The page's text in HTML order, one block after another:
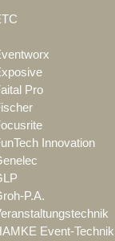
Pro
Innovation
P.A.
Event-Technik